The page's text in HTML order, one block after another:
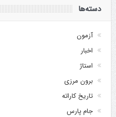
دسته‌ها
آزمون
اخبار
استاژ
برون مرزی
تاریخ کاراته
جام پارس